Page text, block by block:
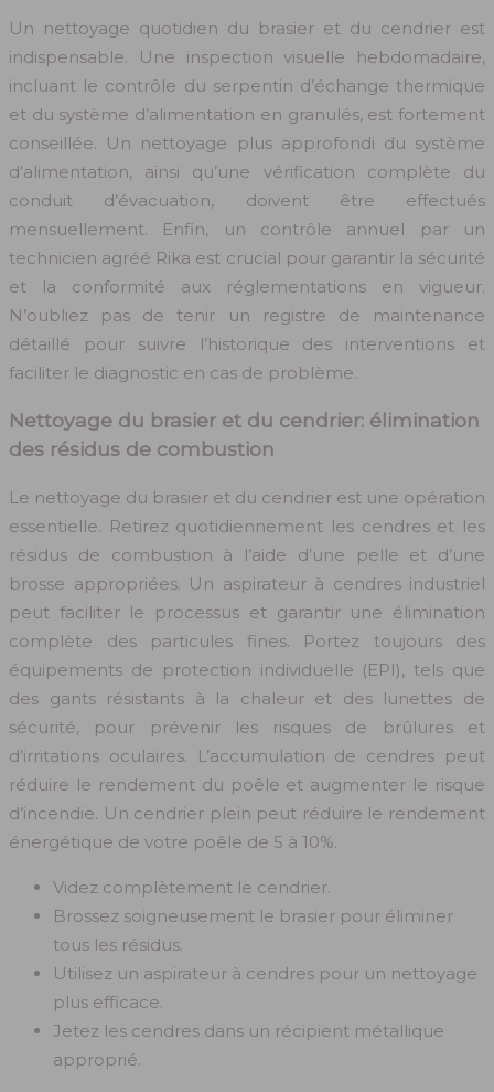
Un nettoyage quotidien du brasier et du cendrier est
indispensable. Une inspection visuelle hebdomadaire,
incluant le contrôle du serpentin d’échange thermique
et du système d’alimentation en granulés, est fortement
conseillée. Un nettoyage plus approfondi du système
d’alimentation, ainsi qu’une vérification complète du
conduit d’évacuation, doivent être effectués
mensuellement. Enfin, un contrôle annuel par un
technicien agréé Rika est crucial pour garantir la sécurité
et la conformité aux réglementations en vigueur.
N’oubliez pas de tenir un registre de maintenance
détaillé pour suivre l’historique des interventions et
faciliter le diagnostic en cas de problème.
Nettoyage du brasier et du cendrier: élimination
des résidus de combustion
Le nettoyage du brasier et du cendrier est une opération
essentielle. Retirez quotidiennement les cendres et les
résidus de combustion à l’aide d’une pelle et d’une
brosse appropriées. Un aspirateur à cendres industriel
peut faciliter le processus et garantir une élimination
complète des particules fines. Portez toujours des
équipements de protection individuelle (EPI), tels que
des gants résistants à la chaleur et des lunettes de
sécurité, pour prévenir les risques de brûlures et
d’irritations oculaires. L’accumulation de cendres peut
réduire le rendement du poêle et augmenter le risque
d’incendie. Un cendrier plein peut réduire le rendement
énergétique de votre poêle de 5 à 10%.
Videz complètement le cendrier.
Brossez soigneusement le brasier pour éliminer
tous les résidus.
Utilisez un aspirateur à cendres pour un nettoyage
plus efficace.
Jetez les cendres dans un récipient métallique
approprié.